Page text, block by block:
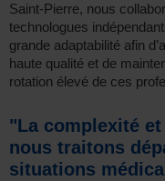
Saint-Pierre, nous
technologues
grande adaptabilité afin
haute qualité et de
rotation élevé de ces
"La complexité
nous traitons
situations